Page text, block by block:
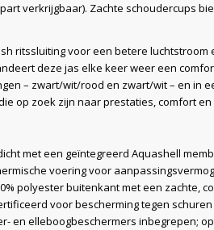
verkrijgbaar). Zachte schoudercups
ritssluiting voor een betere
deze jas elke keer weer een
– zwart/wit/rood en zwart/wit – en in
op zoek zijn naar prestaties, comfort
met een geïntegreerd Aquashell
voering voor
polyester buitenkant met een zachte,
voor bescherming tegen
en elleboogbeschermers inbegrepen;